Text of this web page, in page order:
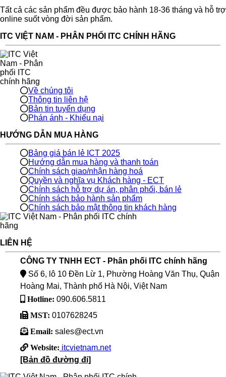
Tất cả các sản phẩm đều được bảo hành 18-36 tháng và hỗ trợ
online suốt vòng đời sản phẩm.
ITC VIỆT NAM - PHÂN PHỐI ITC CHÍNH HÃNG
Về chúng tôi
Thông tin liên hệ
Bản tin tuyển dụng
Phán ánh - Khiếu nại
HƯỚNG DẪN MUA HÀNG
Bảng giá bán lẻ ICT 2025
Hướng dẫn mua hàng và thanh toán
Chính sách giao/nhận hàng hoá
Quyền và nghĩa vụ Khách hàng - ECT
Chính sách hỗ trợ dự án, phân phối, bán lẻ
Chính sách bảo hành sản phẩm
Chính sách bảo mật thông tin khách hàng
LIÊN HỆ
CÔNG TY TNHH ECT - Phân phối ITC chính hãng
Số 6, lô 10 Đền Lừ 1, Phường Hoàng Văn Thụ, Quận
Hoàng Mai, Thành phố Hà Nội, Việt Nam
Hotline: 090.606.5811
MST: 0107628245
Email: sales@ect.vn
Website: itcvietnam.net
[Bản đồ đường đi]